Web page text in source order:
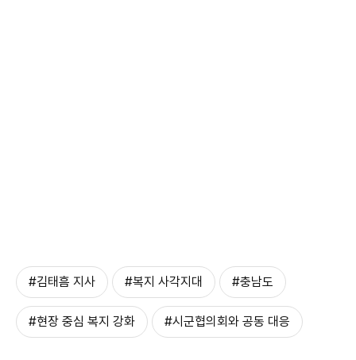
#김태흠 지사 #복지 사각지대 #충남도
#현장 중심 복지 강화 #시군협의회와 공동 대응